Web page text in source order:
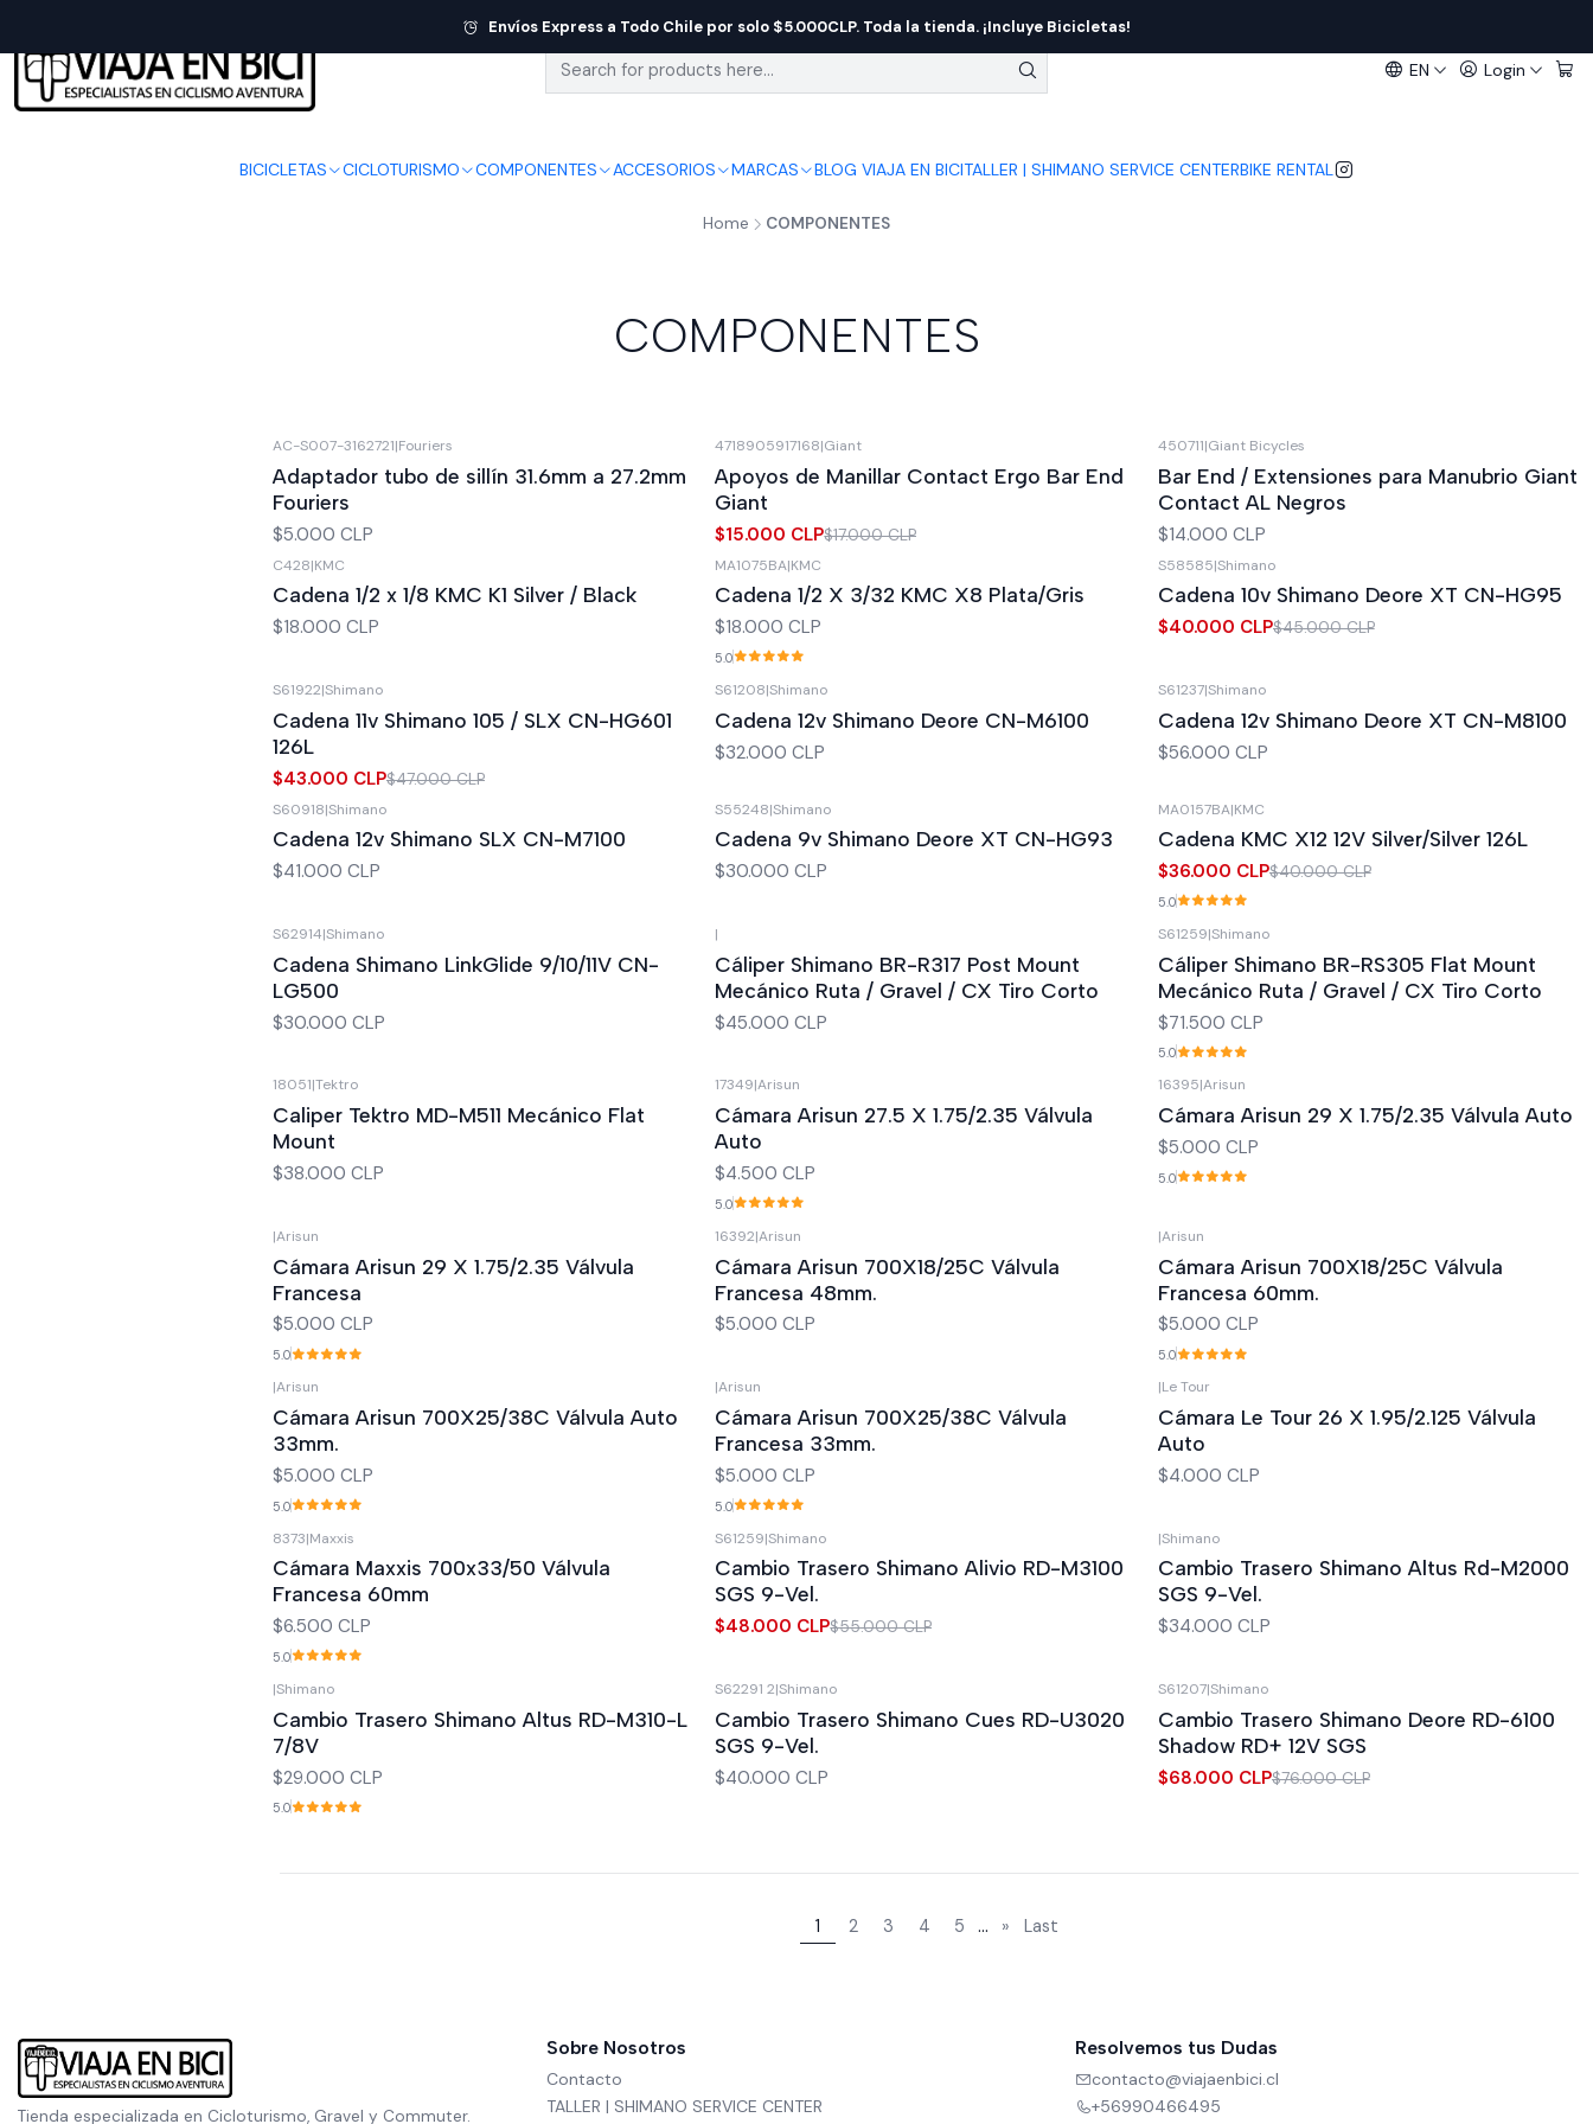
EN Login
BICICLETAS CICLOTURISMO COMPONENTES ACCESORIOS MARCAS BLOG VIAJA EN BICITALLER | SHIMANO SERVICE CENTERBIKE RENTAL
Envíos Express a Todo Chile por solo $5.000CLP. Toda la tienda. ¡Incluye Bicicletas!
Home COMPONENTES
COMPONENTES
AC-S007-3162721|Fouriers
Adaptador tubo de sillín 31.6mm a 27.2mm
Fouriers
$5.000 CLP
4718905917168|Giant
Apoyos de Manillar Contact Ergo Bar End
Giant
$15.000 CLP$17.000 CLP
450711|Giant Bicycles
Bar End / Extensiones para Manubrio Giant
Contact AL Negros
$14.000 CLP
C428|KMC
Cadena 1/2 x 1/8 KMC K1 Silver / Black
$18.000 CLP
MA1075BA|KMC
Cadena 1/2 X 3/32 KMC X8 Plata/Gris
$18.000 CLP
5.0
-11%OFF
S58585|Shimano
Cadena 10v Shimano Deore XT CN-HG95
$40.000 CLP$45.000 CLP
OFF
S61922|Shimano
Cadena 11v Shimano 105 / SLX CN-HG601
126L
$43.000 CLP$47.000 CLP
S61208|Shimano
Cadena 12v Shimano Deore CN-M6100
$32.000 CLP
S61237|Shimano
Cadena 12v Shimano Deore XT CN-M8100
$56.000 CLP
S60918|Shimano
Cadena 12v Shimano SLX CN-M7100
$41.000 CLP
S55248|Shimano
Cadena 9v Shimano Deore XT CN-HG93
$30.000 CLP
-10% OFF
MA0157BA|KMC
Cadena KMC X12 12V Silver/Silver 126L
$36.000 CLP$40.000 CLP
5.0
S62914|Shimano
Cadena Shimano LinkGlide 9/10/11V CN-
LG500
$30.000 CLP
|
Cáliper Shimano BR-R317 Post Mount
Mecánico Ruta / Gravel / CX Tiro Corto
$45.000 CLP
S61259|Shimano
Cáliper Shimano BR-RS305 Flat Mount
Mecánico Ruta / Gravel / CX Tiro Corto
$71.500 CLP
5.0
18051|Tektro
Caliper Tektro MD-M511 Mecánico Flat
Mount
$38.000 CLP
17349|Arisun
Cámara Arisun 27.5 X 1.75/2.35 Válvula
Auto
$4.500 CLP
5.0
16395|Arisun
Cámara Arisun 29 X 1.75/2.35 Válvula Auto
$5.000 CLP
5.0
|Arisun
Cámara Arisun 29 X 1.75/2.35 Válvula
Francesa
$5.000 CLP
5.0
16392|Arisun
Cámara Arisun 700X18/25C Válvula
Francesa 48mm.
$5.000 CLP
|Arisun
Cámara Arisun 700X18/25C Válvula
Francesa 60mm.
$5.000 CLP
5.0
|Arisun
Cámara Arisun 700X25/38C Válvula Auto
33mm.
$5.000 CLP
5.0
|Arisun
Cámara Arisun 700X25/38C Válvula
Francesa 33mm.
$5.000 CLP
5.0
|Le Tour
Cámara Le Tour 26 X 1.95/2.125 Válvula
Auto
$4.000 CLP
8373|Maxxis
Cámara Maxxis 700x33/50 Válvula
Francesa 60mm
$6.500 CLP
5.0
-13%OFF
S61259|Shimano
Cambio Trasero Shimano Alivio RD-M3100
SGS 9-Vel.
$48.000 CLP$55.000 CLP
|Shimano
Cambio Trasero Shimano Altus Rd-M2000
SGS 9-Vel.
$34.000 CLP
|Shimano
Cambio Trasero Shimano Altus RD-M310-L
7/8V
$29.000 CLP
5.0
S62291 2|Shimano
Cambio Trasero Shimano Cues RD-U3020
SGS 9-Vel.
$40.000 CLP
OFF
S61207|Shimano
Cambio Trasero Shimano Deore RD-6100
Shadow RD+ 12V SGS
$68.000 CLP$76.000 CLP
1 2 3 4 5 ... » Last
Tienda especializada en Cicloturismo, Gravel y Commuter.
Sobre Nosotros
Contacto
TALLER | SHIMANO SERVICE CENTER
Resolvemos tus Dudas
contacto@viajaenbici.cl
+56990466495